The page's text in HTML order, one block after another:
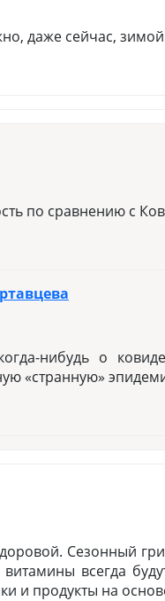
даже сейчас,
по сравнению с
нибудь о
«странную»
Сезонный
всегда
и продукты на